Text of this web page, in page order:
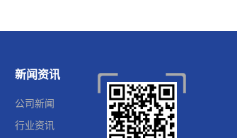
新闻资讯
公司新闻
行业资讯